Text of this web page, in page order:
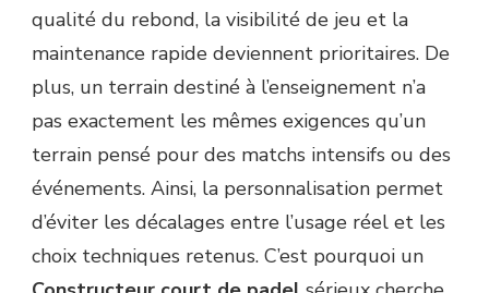
qualité du rebond, la visibilité de jeu et la
maintenance rapide deviennent prioritaires. De
plus, un terrain destiné à l’enseignement n’a
pas exactement les mêmes exigences qu’un
terrain pensé pour des matchs intensifs ou des
événements. Ainsi, la personnalisation permet
d’éviter les décalages entre l’usage réel et les
choix techniques retenus. C’est pourquoi un